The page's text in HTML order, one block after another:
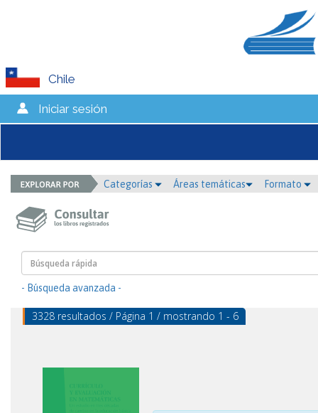
Chile
Iniciar sesión
Categorías Áreas temáticas Formato
- Búsqueda avanzada -
3328 resultados / Página 1 / mostrando 1 - 6